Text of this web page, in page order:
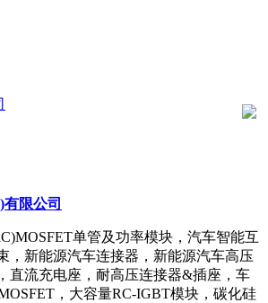
限公司
单管及功率模块，汽车智能互
，新能源汽车连接器，新能源汽车高压
直流充电座，耐高压连接器&插座，车
，大容量RC-IGBT模块，碳化硅